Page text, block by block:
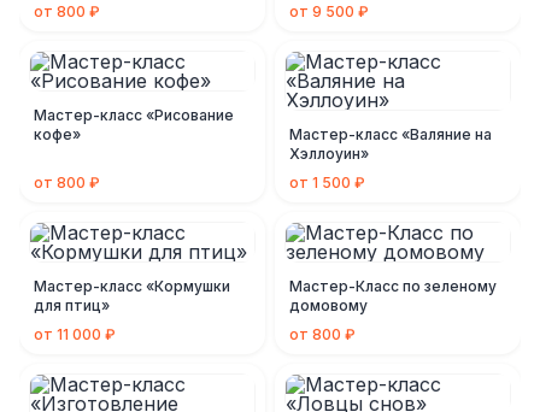
от 800 ₽
от 9 500 ₽
Мастер-класс «Рисование
кофе»
от 800 ₽
Мастер-класс «Валяние на
Хэллоуин»
от 1 500 ₽
Мастер-класс «Кормушки
для птиц»
от 11 000 ₽
Мастер-Класс по зеленому
домовому
от 800 ₽